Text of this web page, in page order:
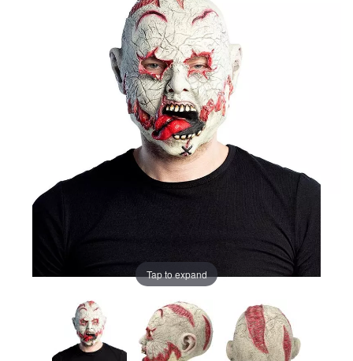
Tap to expand